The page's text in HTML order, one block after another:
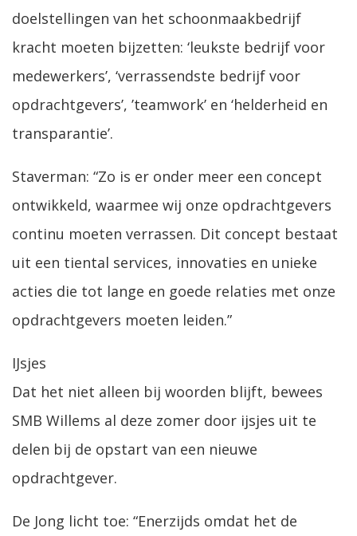
doelstellingen van het schoonmaakbedrijf
kracht moeten bijzetten: ‘leukste bedrijf voor
medewerkers’, ‘verrassendste bedrijf voor
opdrachtgevers’, ’teamwork’ en ‘helderheid en
transparantie’.
Staverman: “Zo is er onder meer een concept
ontwikkeld, waarmee wij onze opdrachtgevers
continu moeten verrassen. Dit concept bestaat
uit een tiental services, innovaties en unieke
acties die tot lange en goede relaties met onze
opdrachtgevers moeten leiden.”
IJsjes
Dat het niet alleen bij woorden blijft, bewees
SMB Willems al deze zomer door ijsjes uit te
delen bij de opstart van een nieuwe
opdrachtgever.
De Jong licht toe: “Enerzijds omdat het de